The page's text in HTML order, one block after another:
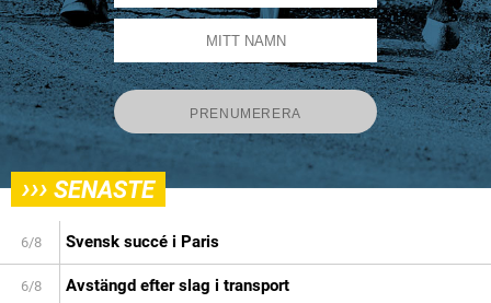
››› SENASTE
6/8 Svensk succé i Paris
6/8 Avstängd efter slag i transport